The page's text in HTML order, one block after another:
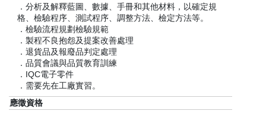
．分析及解釋藍圖、數據、手冊和其他材料，以確定規
格、檢驗程序、測試程序、調整方法、檢定方法等。
．檢驗流程規劃檢驗規範
．製程不良抱怨及提案改善處理
．退貨品及報廢品判定處理
．品質會議與品質教育訓練
．IQC電子零件
．需要先在工廠實習。
應徵資格